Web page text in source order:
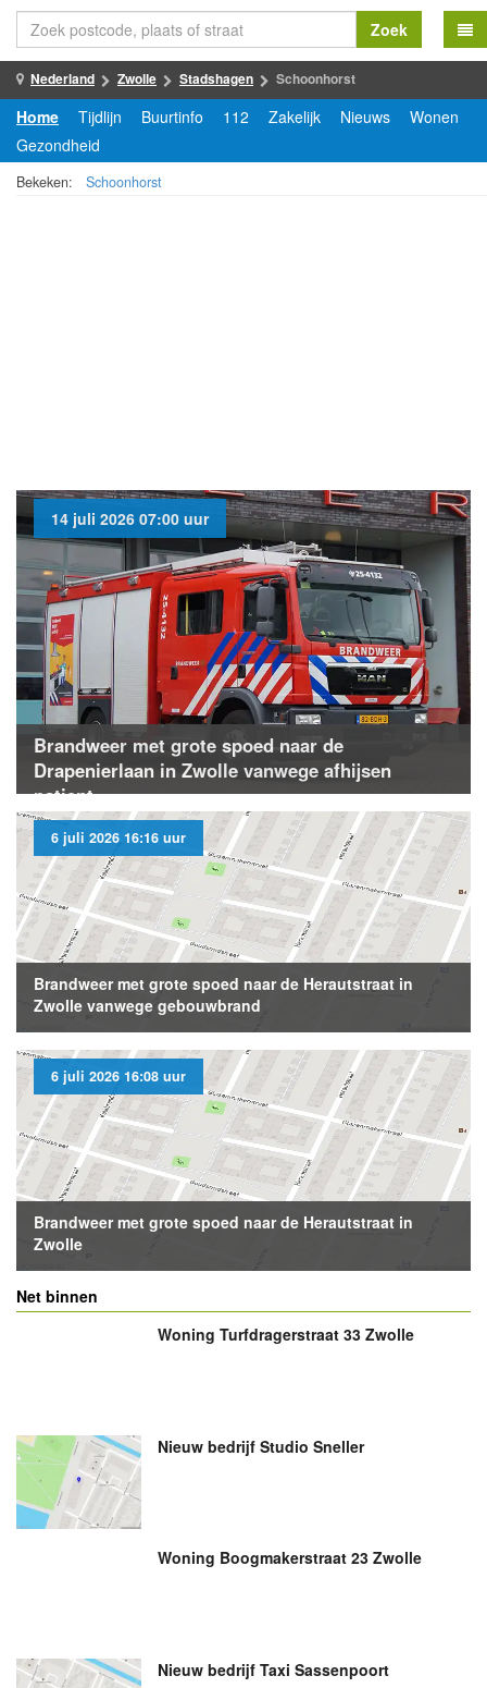
Zoek
Nederland Zwolle Stadshagen Schoonhorst
Home Tijdlijn Buurtinfo 112 Zakelijk Nieuws
Wonen
Gezondheid
Bekeken: Schoonhorst
14 juli 2026 07:00 uur
Brandweer met grote spoed naar de
Drapenierlaan in Zwolle vanwege afhijsen
patient
6 juli 2026 16:16 uur
Brandweer met grote spoed naar de Herautstraat in
Zwolle vanwege gebouwbrand
6 juli 2026 16:08 uur
Brandweer met grote spoed naar de Herautstraat in
Zwolle
Net binnen
Woning Turfdragerstraat 33 Zwolle
Nieuw bedrijf Studio Sneller
Woning Boogmakerstraat 23 Zwolle
Nieuw bedrijf Taxi Sassenpoort